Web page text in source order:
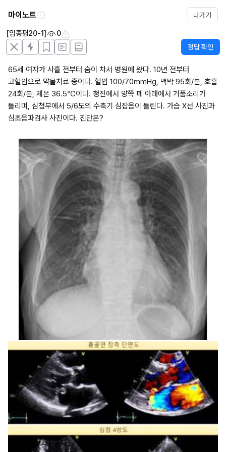
마이노트 나가기
[임종평20-1] 0
정답 확인
65세 여자가 사흘 전부터 숨이 차서 병원에 왔다. 10년 전부터
고혈압으로 약물치료 중이다. 혈압 100/70mmHg, 맥박 95회/분, 호흡
24회/분, 체온 36.5℃이다. 청진에서 양쪽 폐 아래에서 거품소리가
들리며, 심첨부에서 5/6도의 수축기 심잡음이 들린다. 가슴 X선 사진과
심초음파검사 사진이다. 진단은?